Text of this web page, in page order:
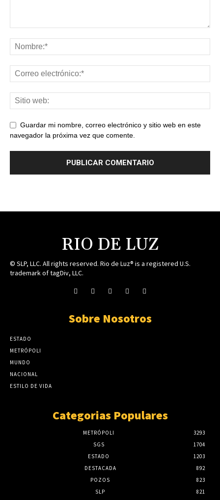
Guardar mi nombre, correo electrónico y sitio web en este
navegador la próxima vez que comente.
RIO DE LUZ
© SLP, LLC. All rights reserved. Rio de Luz® is a registered U.S.
trademark of tagDiv, LLC.
Sobre Nosotros
ESTADO
METRÓPOLI
MUNDO
NACIONAL
ESTILO DE VIDA
Categorias Populares
METRÓPOLI
3293
SGS
1704
ESTADO
1203
DESTACADA
892
POZOS
823
SLP
821